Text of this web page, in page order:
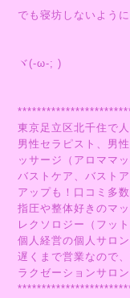
でも寝坊しないよう
ヾ(-ω-; )
東京足立区北千住で
男性セラピスト、男
ッサージ（アロママ
バストケア、バスト
アップも！口コミ多
指圧や整体好きのマ
レクソロジー（フッ
個人経営の個人サロ
遅くまで営業なので
ラクゼーションサロ